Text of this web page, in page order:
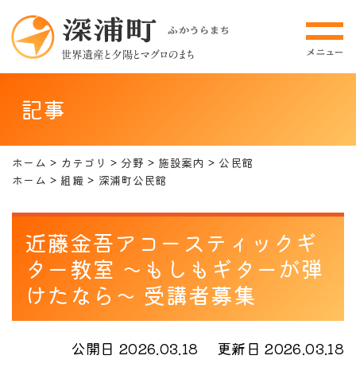
記事
ホーム カテゴリ 分野 施設案内
公民館
ホーム
組織 深浦町公民館
近藤金吾アコースティックギ
ター教室 ～もしもギターが弾
けたなら～ 受講者募集
公開日 2026.03.18
更新日 2026.03.18